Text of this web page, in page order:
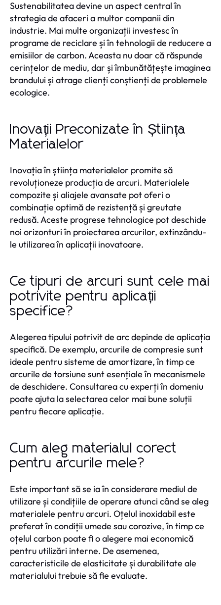
Sustenabilitatea devine un aspect central în
strategia de afaceri a multor companii din
industrie. Mai multe organizații investesc în
programe de reciclare și în tehnologii de reducere a
emisiilor de carbon. Aceasta nu doar că răspunde
cerințelor de mediu, dar și îmbunătățește imaginea
brandului și atrage clienți conștienți de problemele
ecologice.
Inovații Preconizate în Știința
Materialelor
Inovația în știința materialelor promite să
revoluționeze producția de arcuri. Materialele
compozite și aliajele avansate pot oferi o
combinație optimă de rezistență și greutate
redusă. Aceste progrese tehnologice pot deschide
noi orizonturi în proiectarea arcurilor, extinzându-
le utilizarea în aplicații inovatoare.
Ce tipuri de arcuri sunt cele mai
potrivite pentru aplicații
specifice?
Alegerea tipului potrivit de arc depinde de aplicația
specifică. De exemplu, arcurile de compresie sunt
ideale pentru sisteme de amortizare, în timp ce
arcurile de torsiune sunt esențiale în mecanismele
de deschidere. Consultarea cu experți în domeniu
poate ajuta la selectarea celor mai bune soluții
pentru fiecare aplicație.
Cum aleg materialul corect
pentru arcurile mele?
Este important să se ia în considerare mediul de
utilizare și condițiile de operare atunci când se aleg
materialele pentru arcuri. Oțelul inoxidabil este
preferat în condiții umede sau corozive, în timp ce
oțelul carbon poate fi o alegere mai economică
pentru utilizări interne. De asemenea,
caracteristicile de elasticitate și durabilitate ale
materialului trebuie să fie evaluate.